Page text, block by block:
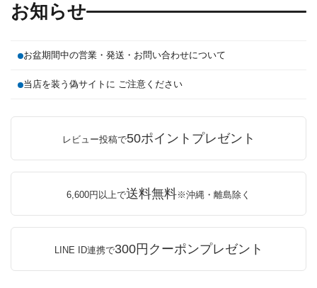
お知らせ
お盆期間中の営業・発送・お問い合わせについて
当店を装う偽サイトに ご注意ください
レビュー投稿で50ポイントプレゼント
6,600円以上で送料無料※沖縄・離島除く
LINE ID連携で300円クーポンプレゼント